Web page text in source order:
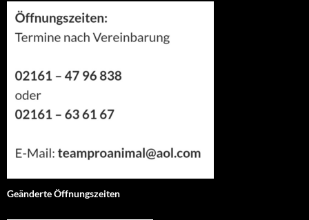
Geänderte Öffnungszeiten